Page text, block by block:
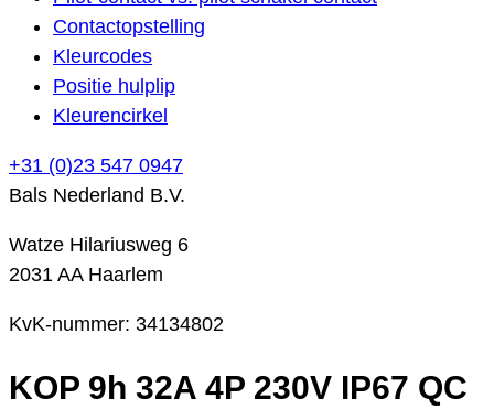
Contactopstelling
Kleurcodes
Positie hulplip
Kleurencirkel
+31 (0)23 547 0947
Bals Nederland B.V.
Watze Hilariusweg 6
2031 AA Haarlem
KvK-nummer: 34134802
KOP 9h 32A 4P 230V IP67 QC